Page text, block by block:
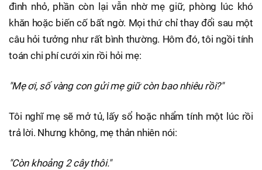
đình nhỏ, phần còn lại vẫn nhờ mẹ giữ, phòng lúc khó
khăn hoặc biến cố bất ngờ. Mọi thứ chỉ thay đổi sau một
câu hỏi tưởng như rất bình thường. Hôm đó, tôi ngồi tính
toán chi phí cưới xin rồi hỏi mẹ:
"Mẹ ơi, số vàng con gửi mẹ giữ còn bao nhiêu rồi?"
Tôi nghĩ mẹ sẽ mở tủ, lấy sổ hoặc nhẩm tính một lúc rồi
trả lời. Nhưng không, mẹ thản nhiên nói:
"Còn khoảng 2 cây thôi."